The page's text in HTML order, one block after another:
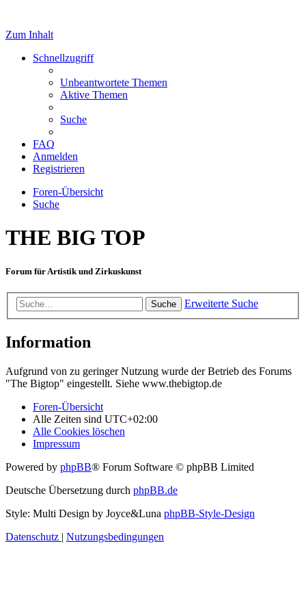
Zum Inhalt
Schnellzugriff
Unbeantwortete Themen
Aktive Themen
Suche
FAQ
Anmelden
Registrieren
Foren-Übersicht
Suche
THE BIG TOP
Forum für Artistik und Zirkuskunst
Suche Erweiterte Suche
Information
Aufgrund von zu geringer Nutzung wurde der Betrieb des Forums
"The Bigtop" eingestellt. Siehe www.thebigtop.de
Foren-Übersicht
Alle Zeiten sind UTC+02:00
Alle Cookies löschen
Impressum
Powered by phpBB® Forum Software © phpBB Limited
Deutsche Übersetzung durch phpBB.de
Style: Multi Design by Joyce&Luna phpBB-Style-Design
Datenschutz | Nutzungsbedingungen